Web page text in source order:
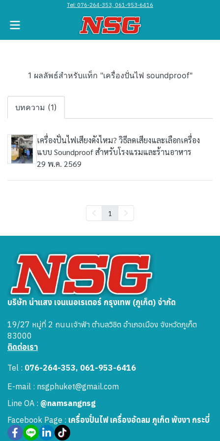
Tel: 076-264-353, 061-953-6416
1 ผลลัพธ์สำหรับแท็ก "เครื่องปั่นไฟ soundproof"
บทความ (1)
เครื่องปั่นไฟเสียงดังไหม? วิธีลดเสียงและเลือกเครื่อง
แบบ Soundproof สำหรับโรงแรมและร้านอาหาร
29 พ.ค. 2569
1
บริษัท นำแสง เจนเนอเรเตอร์ กรุงเทพ (ภูเก็ต) จำกัด
19/27 หมู่ที่ 2 ถนนเจ้าฟ้า ตำบลวิชิต อำเภอเมือง จังหวัดภูเก็ต
83000
ติดต่อเรา
Tel : 076-264-353, 061-953-6416
E-mail : nsgphuket@gmail.com
Line OA : @namsangnsg
Facebook Page : เครื่องปั่นไฟ เครื่องอัดลม ภูเก็ต พังงา กระบี่